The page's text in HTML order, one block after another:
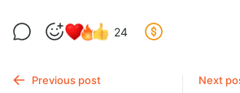
24
Previous post
Next